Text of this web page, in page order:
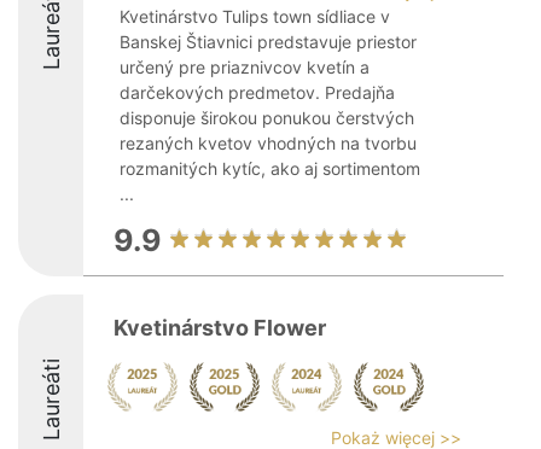
Laureáti
Kvetinárstvo Tulips town sídliace v
Banskej Štiavnici predstavuje priestor
určený pre priaznivcov kvetín a
darčekových predmetov. Predajňa
disponuje širokou ponukou čerstvých
rezaných kvetov vhodných na tvorbu
rozmanitých kytíc, ako aj sortimentom
...
9.9
Laureáti
Kvetinárstvo Flower
Pokaż więcej >>